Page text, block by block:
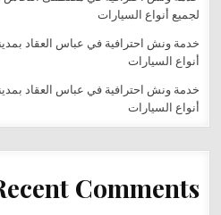
لجميع أنواع السيارات
خدمة ونش احترافية في عباس العقاد
أنواع السيارات
خدمة ونش احترافية في عباس العقاد
أنواع السيارات
Comments